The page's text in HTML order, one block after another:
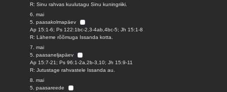
R: Sinu rahvas kuulutagu Sinu kuningriiki.
6. mai
5. paasakolmapäev
Ap 15:1-6; Ps 122:1bc-2,3-4ab,4bc-5; Jh 15:1-8
R: Läheme rõõmuga Issanda kotta.
7. mai
5. paasaneljapäev
Ap 15:7-21; Ps 96:1-2a,2b-3,10; Jh 15:9-11
R: Jutustage rahvastele Issanda au.
8. mai
5. paasareede